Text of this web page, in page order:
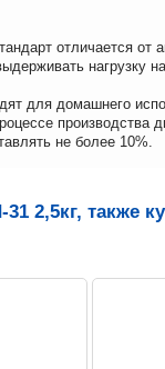
отличается от
нагрузку
для домашнего
производства
не более 10%.
2,5кг, также